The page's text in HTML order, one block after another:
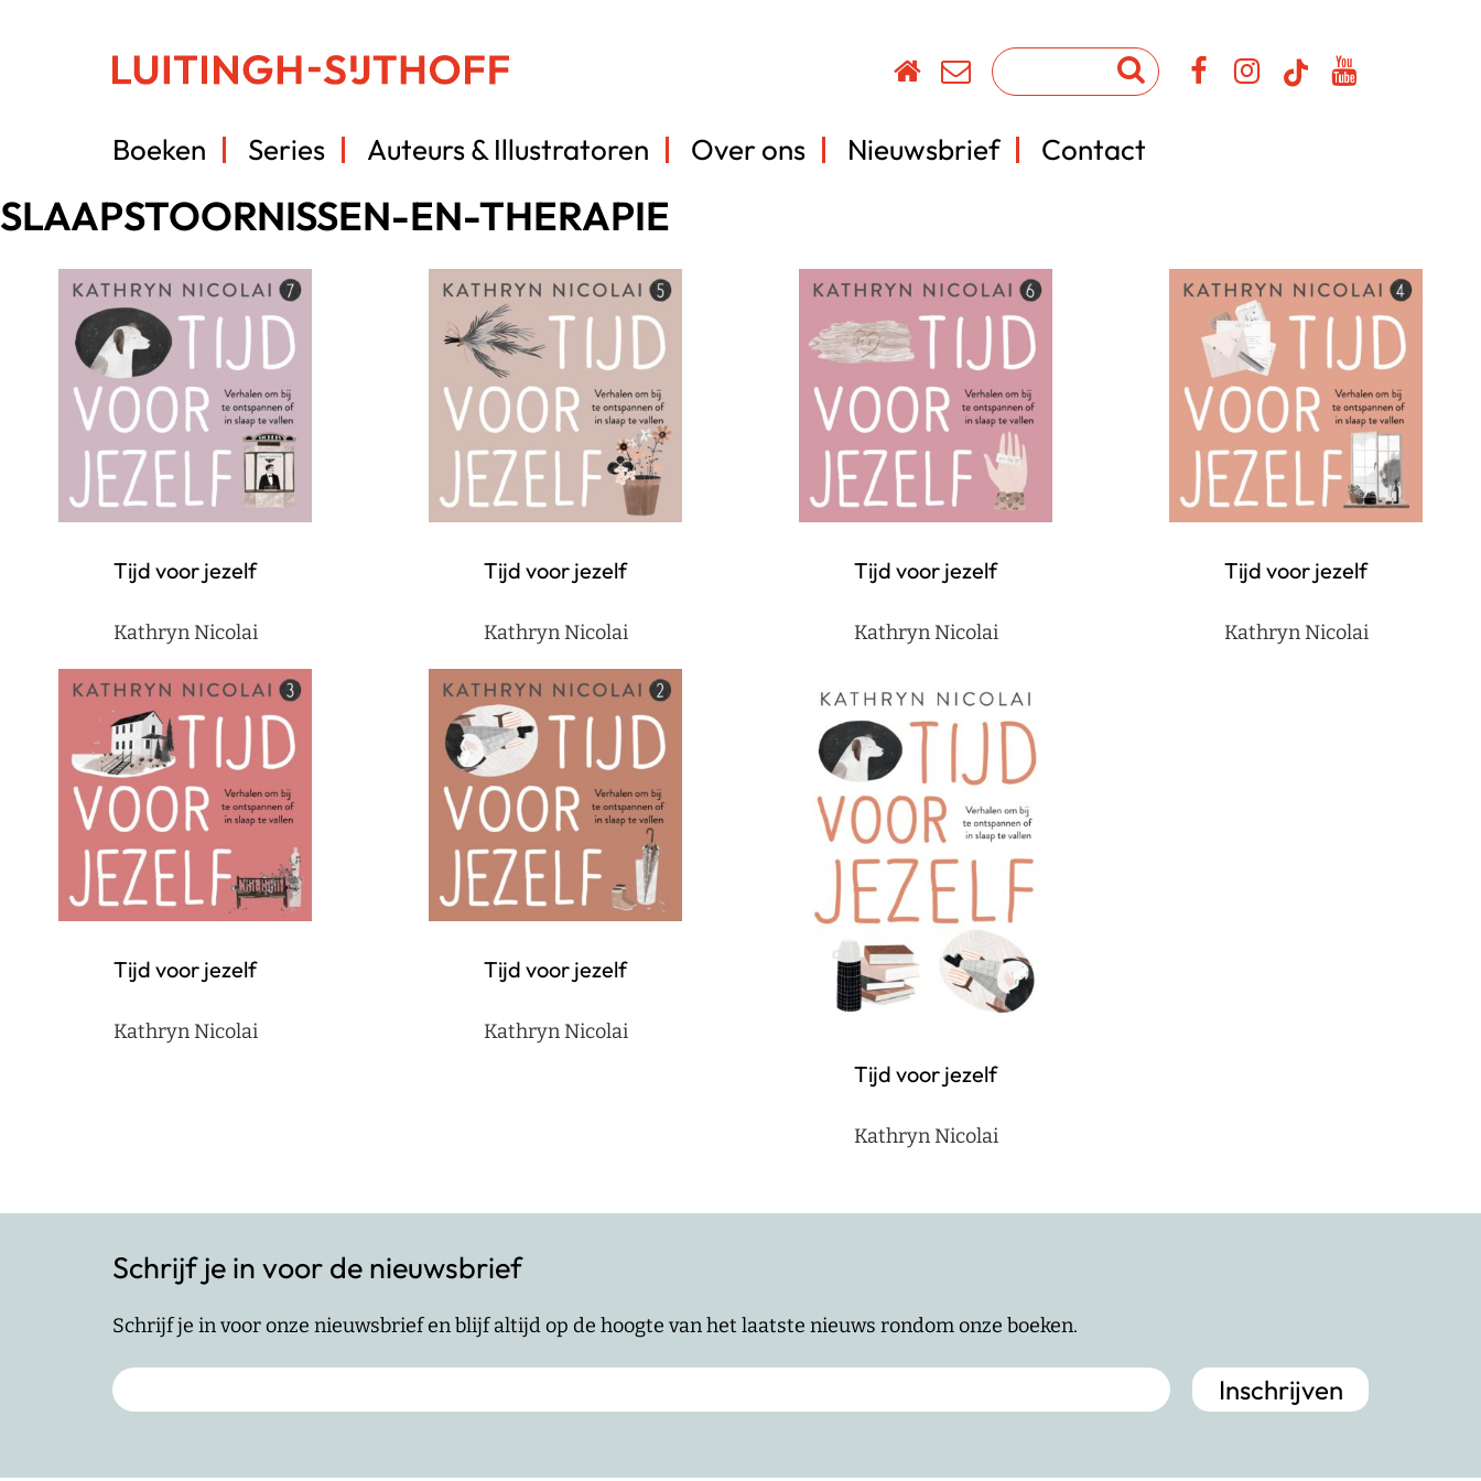
Boeken Series Auteurs & Illustratoren Over ons Nieuwsbrief Contact
SLAAPSTOORNISSEN-EN-THERAPIE
Tijd voor jezelf
Kathryn Nicolai
Tijd voor jezelf
Kathryn Nicolai
Tijd voor jezelf
Kathryn Nicolai
Tijd voor jezelf
Kathryn Nicolai
Tijd voor jezelf
Kathryn Nicolai
Tijd voor jezelf
Kathryn Nicolai
Tijd voor jezelf
Kathryn Nicolai
Schrijf je in voor de nieuwsbrief
Schrijf je in voor onze nieuwsbrief en blijf altijd op de hoogte van het laatste nieuws rondom onze boeken.